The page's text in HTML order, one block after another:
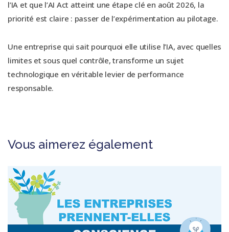
l’IA et que l’AI Act atteint une étape clé en août 2026, la
priorité est claire : passer de l’expérimentation au pilotage.
Une entreprise qui sait pourquoi elle utilise l’IA, avec quelles
limites et sous quel contrôle, transforme un sujet
technologique en véritable levier de performance
responsable.
Vous aimerez également